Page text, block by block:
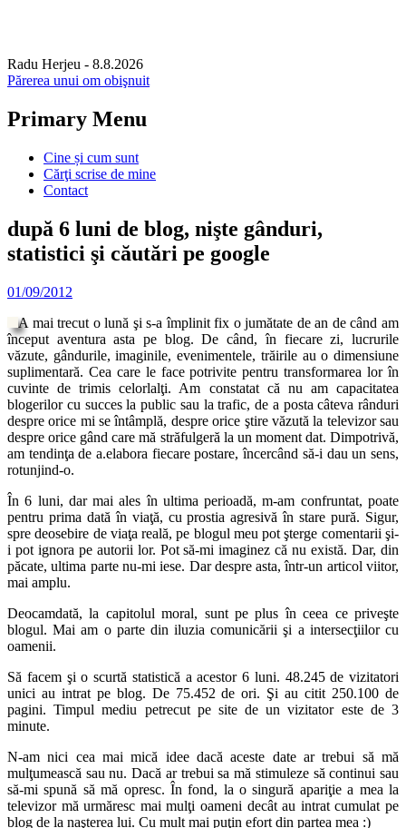
Radu Herjeu - 8.8.2026
Părerea unui om obişnuit
Primary Menu
Skip
content
Cine și cum sunt
Cărţi scrise de mine
Contact
după 6 luni de blog, nişte gânduri,
statistici şi căutări pe google
01/09/2012
A mai trecut o lună şi s-a împlinit fix o jumătate de an de când am
început aventura asta pe blog. De când, în fiecare zi, lucrurile
văzute, gândurile, imaginile, evenimentele, trăirile au o dimensiune
suplimentară. Cea care le face potrivite pentru transformarea lor în
cuvinte de trimis celorlalţi. Am constatat că nu am capacitatea
blogerilor cu succes la public sau la trafic, de a posta câteva rânduri
despre orice mi se întâmplă, despre orice ştire văzută la televizor sau
despre orice gând care mă străfulgeră la un moment dat. Dimpotrivă,
am tendinţa de a.elabora fiecare postare, încercând să-i dau un sens,
rotunjind-o.
În 6 luni, dar mai ales în ultima perioadă, m-am confruntat, poate
pentru prima dată în viaţă, cu prostia agresivă în stare pură. Sigur,
spre deosebire de viaţa reală, pe blogul meu pot şterge comentarii şi-
i pot ignora pe autorii lor. Pot să-mi imaginez că nu există. Dar, din
păcate, ultima parte nu-mi iese. Dar despre asta, într-un articol viitor,
mai amplu.
Deocamdată, la capitolul moral, sunt pe plus în ceea ce priveşte
blogul. Mai am o parte din iluzia comunicării şi a intersecţiilor cu
oamenii.
Să facem şi o scurtă statistică a acestor 6 luni. 48.245 de vizitatori
unici au intrat pe blog. De 75.452 de ori. Şi au citit 250.100 de
pagini. Timpul mediu petrecut pe site de un vizitator este de 3
minute.
N-am nici cea mai mică idee dacă aceste date ar trebui să mă
mulţumească sau nu. Dacă ar trebui sa mă stimuleze să continui sau
să-mi spună să mă opresc. În fond, la o singură apariţie a mea la
televizor mă urmăresc mai mulţi oameni decât au intrat cumulat pe
blog de la naşterea lui. Cu mult mai puţin efort din partea mea :)